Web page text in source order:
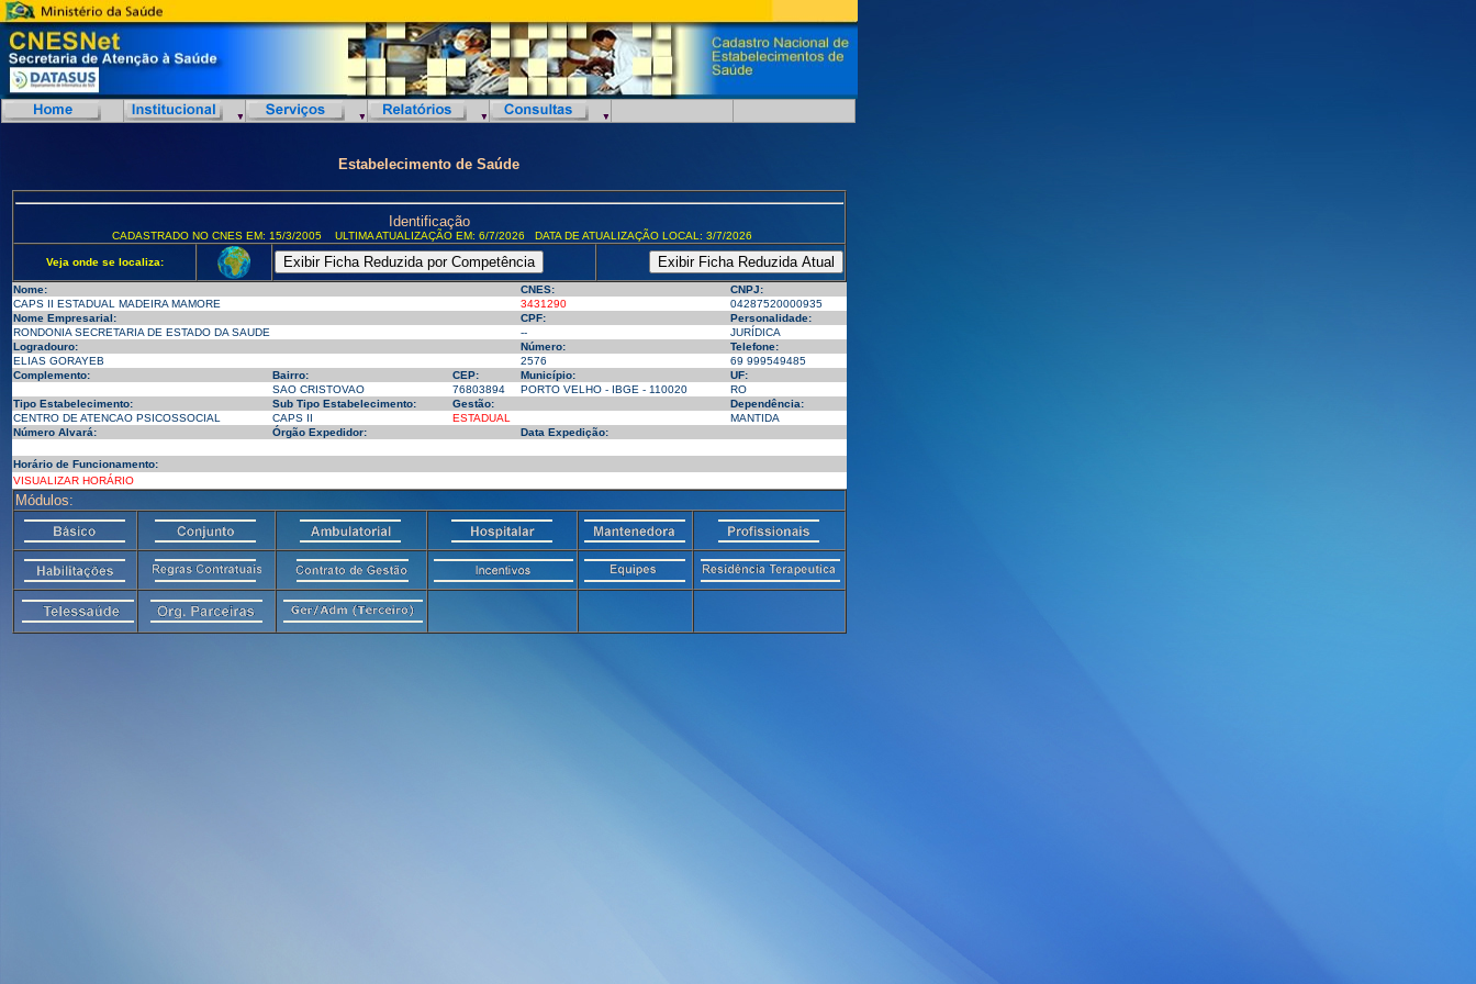
Estabelecimento de Saúde
Identificação
CADASTRADO NO CNES EM: 15/3/2005 ULTIMA ATUALIZAÇÃO EM: 6/7/2026 DATA DE ATUALIZAÇÃO LOCAL: 3/7/2026
Veja onde se localiza:
Nome: CNES:
CNPJ:
CAPS II ESTADUAL MADEIRA MAMORE
3431290
04287520000935
Nome Empresarial:
CPF:
Personalidade:
RONDONIA SECRETARIA DE ESTADO DA SAUDE
--
JURÍDICA
Logradouro:
Número:
Telefone:
ELIAS GORAYEB
2576
69 999549485
Complemento:
Bairro: CEP: Município:
UF:
SAO CRISTOVAO
76803894 PORTO VELHO - IBGE - 110020
RO
Tipo Estabelecimento:
Sub Tipo Estabelecimento: Gestão:
Dependência:
CENTRO DE ATENCAO PSICOSSOCIAL
CAPS II ESTADUAL
MANTIDA
Número Alvará:
Órgão Expedidor: Data Expedição:
Horário de Funcionamento:
VISUALIZAR HORÁRIO
Módulos: